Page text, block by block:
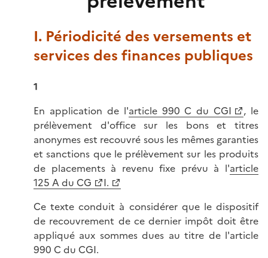
I. Périodicité des versements et
services des finances publiques
1
En application de l'article 990 C du CGI
, le
prélèvement d'office sur les bons et titres
anonymes est recouvré sous les mêmes garanties
et sanctions que le prélèvement sur les produits
de placements à revenu fixe prévu à l'article
125 A du CG
I.
Ce texte conduit à considérer que le dispositif
de recouvrement de ce dernier impôt doit être
appliqué aux sommes dues au titre de l'article
990 C du CGI.